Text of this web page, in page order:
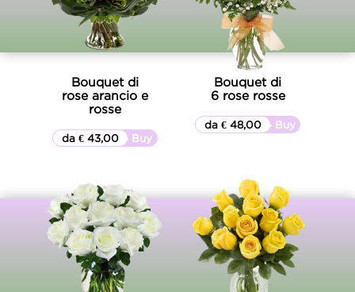
Bouquet di
rose arancio e
rosse
▷▷ Buy
da € 43,00
Bouquet di
6 rose rosse
▷▷ Buy
da € 48,00